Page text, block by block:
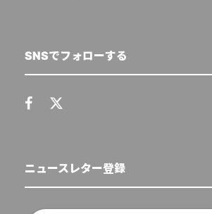
SNSでフォローする
ニュースレター登録